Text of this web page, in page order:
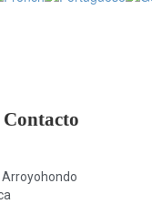
Arroyohondo